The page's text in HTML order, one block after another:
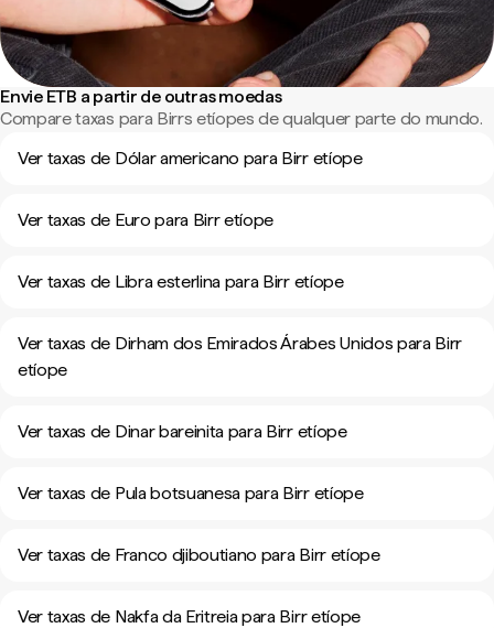
Envie ETB a partir de outras moedas
Compare taxas para Birrs etíopes de qualquer parte do mundo.
Ver taxas de Dólar americano para Birr etíope
Ver taxas de Euro para Birr etíope
Ver taxas de Libra esterlina para Birr etíope
Ver taxas de Dirham dos Emirados Árabes Unidos para Birr
etíope
Ver taxas de Dinar bareinita para Birr etíope
Ver taxas de Pula botsuanesa para Birr etíope
Ver taxas de Franco djiboutiano para Birr etíope
Ver taxas de Nakfa da Eritreia para Birr etíope